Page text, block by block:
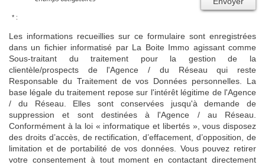
* :
Les informations recueillies sur ce formulaire sont enregistrées
dans un fichier informatisé par La Boite Immo agissant comme
Sous-traitant du traitement pour la gestion de la
clientèle/prospects de l'Agence / du Réseau qui reste
Responsable du Traitement de vos Données personnelles. La
base légale du traitement repose sur l'intérêt légitime de l'Agence
/ du Réseau. Elles sont conservées jusqu'à demande de
suppression et sont destinées à l'Agence / au Réseau.
Conformément à la loi « informatique et libertés », vous disposez
des droits d’accès, de rectification, d’effacement, d’opposition, de
limitation et de portabilité de vos données. Vous pouvez retirer
votre consentement à tout moment en contactant directement